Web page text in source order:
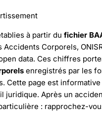
à partir du fichier
Accidents Corporels,
data. Ces chiffres
enregistrés par les
Cette page est
juridique. Après un
: rapprochez-